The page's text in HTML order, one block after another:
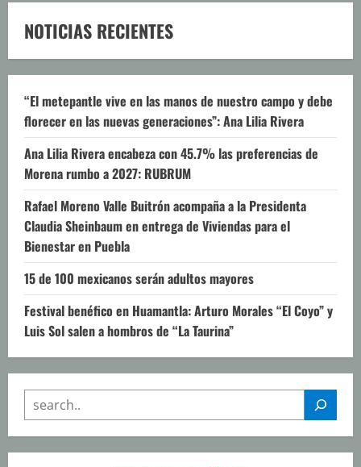
NOTICIAS RECIENTES
“El metepantle vive en las manos de nuestro campo y debe
florecer en las nuevas generaciones”: Ana Lilia Rivera
Ana Lilia Rivera encabeza con 45.7% las preferencias de
Morena rumbo a 2027: RUBRUM
Rafael Moreno Valle Buitrón acompaña a la Presidenta
Claudia Sheinbaum en entrega de Viviendas para el
Bienestar en Puebla
15 de 100 mexicanos serán adultos mayores
Festival benéfico en Huamantla: Arturo Morales “El Coyo” y
Luis Sol salen a hombros de “La Taurina”